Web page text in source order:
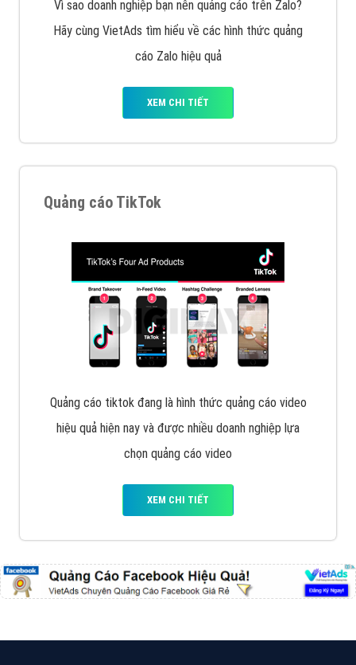
Vì sao doanh nghiệp bạn nên quảng cáo trên Zalo?
Hãy cùng VietAds tìm hiểu về các hình thức quảng
cáo Zalo hiệu quả
XEM CHI TIẾT
Quảng cáo TikTok
Quảng cáo tiktok đang là hình thức quảng cáo video
hiệu quả hiện nay và được nhiều doanh nghiệp lựa
chọn quảng cáo video
XEM CHI TIẾT